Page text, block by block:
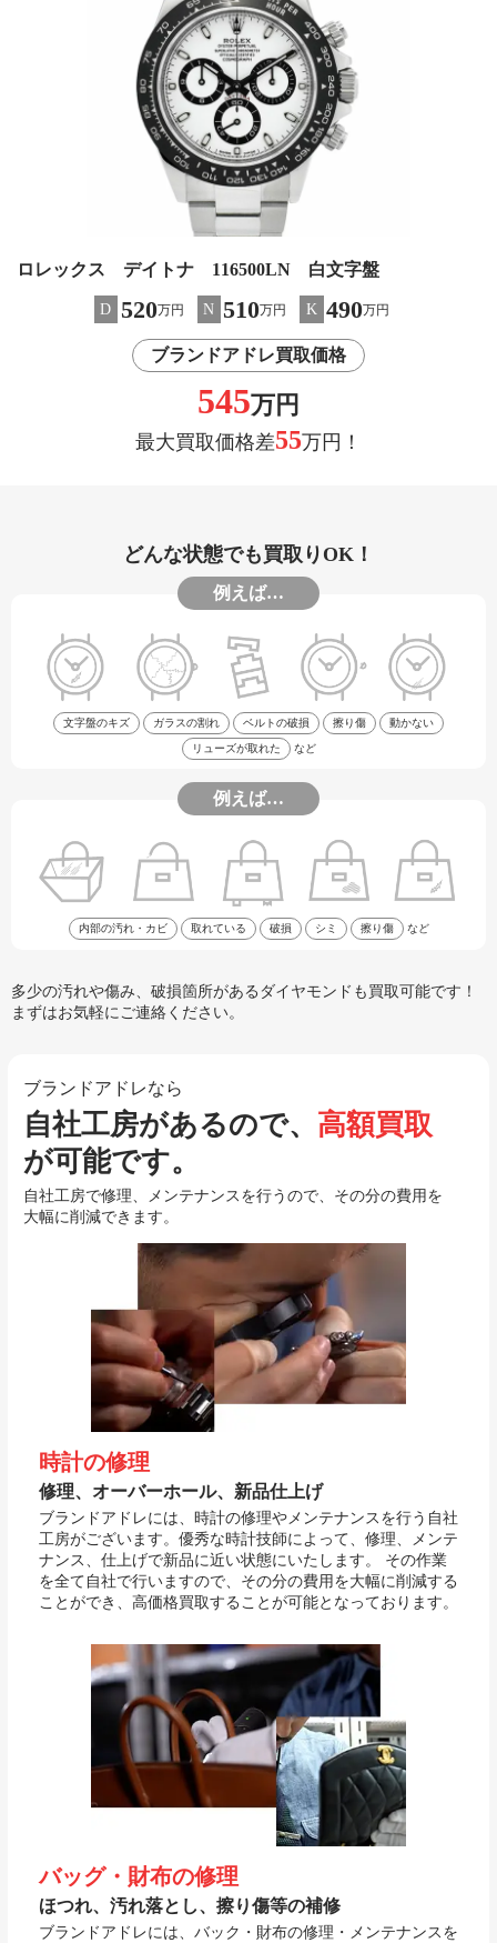
ロレックス デイトナ 116500LN 白文字盤
D 520万円 N 510万円 K 490万円
ブランドアドレ買取価格
545万円
最大買取価格差55万円！
どんな状態でも買取りOK！
例えば…
文字盤のキズ ガラスの割れ ベルトの破損 擦り傷 動かない
リューズが取れた など
例えば…
内部の汚れ・カビ 取れている 破損 シミ 擦り傷 など
多少の汚れや傷み、破損箇所があるダイヤモンドも買取可能です！
まずはお気軽にご連絡ください。
ブランドアドレなら
自社工房があるので、 高額買取
が可能です。
自社工房で修理、メンテナンスを行うので、その分の費用を
大幅に削減できます。
時計の修理
修理、オーバーホール、新品仕上げ
ブランドアドレには、時計の修理やメンテナンスを行う自社
工房がございます。優秀な時計技師によって、修理、メンテ
ナンス、仕上げで新品に近い状態にいたします。 その作業
を全て自社で行いますので、その分の費用を大幅に削減する
ことができ、高価格買取することが可能となっております。
バッグ・財布の修理
ほつれ、汚れ落とし、擦り傷等の補修
ブランドアドレには、バック・財布の修理・メンテナンスを